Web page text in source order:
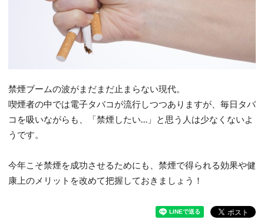
禁煙ブームの波がまだまだ止まらない現代。
喫煙者の中では電子タバコが流行しつつありますが、毎日タバ
コを吸いながらも、「禁煙したい…」と思う人は少なくないよ
うです。
今年こそ禁煙を成功させるためにも、禁煙で得られる効果や健
康上のメリットを改めて把握しておきましょう！